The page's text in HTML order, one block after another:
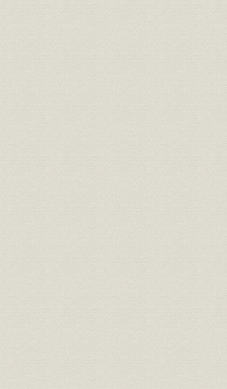
沿革 戦時統制のもとで
昭和10年
(1941年)
沿革 太平洋戦争始まる
昭和16年
(1943年)
沿革 被災と終戦 昭和20年